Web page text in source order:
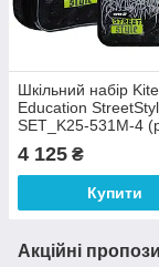
Шкільний набір Kite
Education
SET_K25-531M-4
пенал, сумка)
4 125 ₴
Купити
Акційні